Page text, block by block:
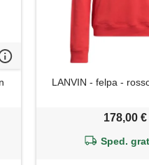
LANVIN - felpa -
178,00 €
Sped.